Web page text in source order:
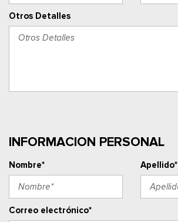
Otros Detalles
INFORMACION PERSONAL
Nombre* Apellido*
Correo electrónico*